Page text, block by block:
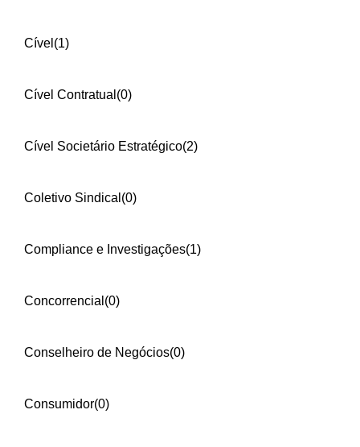
Cível (1)
Cível Contratual (0)
Cível Societário Estratégico(2)
Coletivo Sindical (0)
Compliance e Investigações(1)
Concorrencial (0)
Conselheiro de Negócios(0)
Consumidor(0)